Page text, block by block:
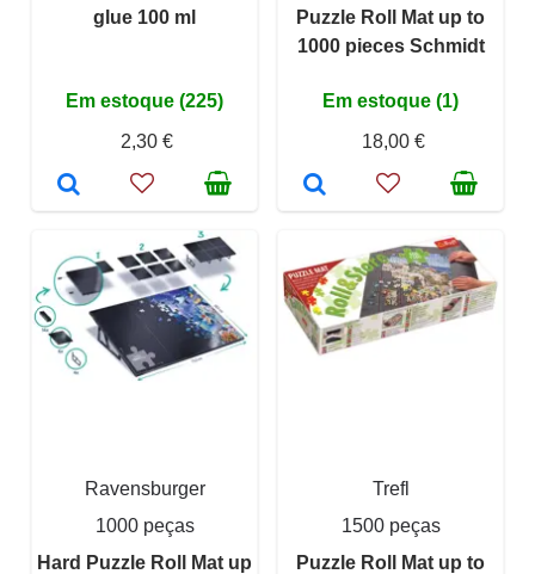
glue 100 ml
Em estoque (225)
2,30 €
Puzzle Roll Mat up to
1000 pieces Schmidt
Em estoque (1)
18,00 €
Ravensburger
1000 peças
Hard Puzzle Roll Mat up
Trefl
1500 peças
Puzzle Roll Mat up to